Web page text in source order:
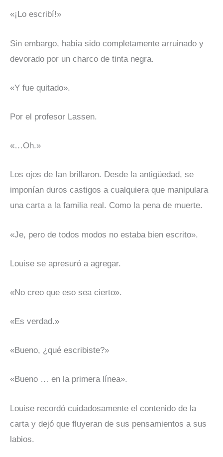
«¡Lo escribí!»
Sin embargo, había sido completamente arruinado y
devorado por un charco de tinta negra.
«Y fue quitado».
Por el profesor Lassen.
«…Oh.»
Los ojos de Ian brillaron. Desde la antigüedad, se
imponían duros castigos a cualquiera que manipulara
una carta a la familia real. Como la pena de muerte.
«Je, pero de todos modos no estaba bien escrito».
Louise se apresuró a agregar.
«No creo que eso sea cierto».
«Es verdad.»
«Bueno, ¿qué escribiste?»
«Bueno … en la primera línea».
Louise recordó cuidadosamente el contenido de la
carta y dejó que fluyeran de sus pensamientos a sus
labios.